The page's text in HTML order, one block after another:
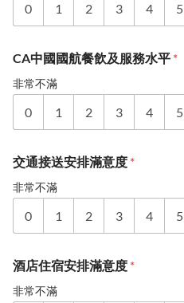
0 1 2 3 4 5
CA中國國航餐飲及服務水平 *
非常不滿
0 1 2 3 4 5
交通接送安排滿意度 *
非常不滿
0 1 2 3 4 5
酒店住宿安排滿意度 *
非常不滿